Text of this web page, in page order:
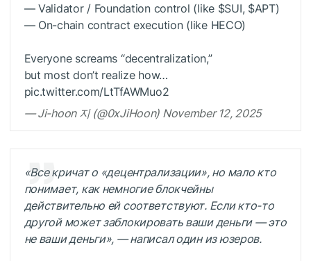
— Validator / Foundation control (like $SUI, $APT)
— On-chain contract execution (like HECO)
Everyone screams “decentralization,”
but most don’t realize how…
pic.twitter.com/LtTfAWMuo2
— Ji-hoon 지 (@0xJiHoon) November 12, 2025
«Все кричат о «децентрализации», но мало кто
понимает, как немногие блокчейны
действительно ей соответствуют. Если кто-то
другой может заблокировать ваши деньги — это
не ваши деньги», — написал один из юзеров.